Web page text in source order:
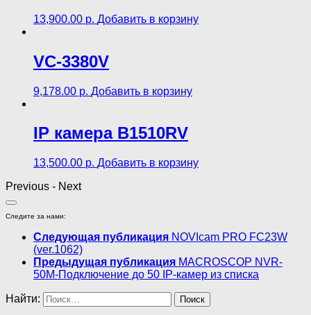
13,900.00 р. Добавить в корзину
VC-3380V
9,178.00 р. Добавить в корзину
IP камера B1510RV
13,500.00 р. Добавить в корзину
Previous - Next
Следите за нами:
Следующая публикация NOVIcam PRO FC23W
(ver.1062)
Предыдущая публикация MACROSCOP NVR-
50M-Подключение до 50 IP-камер из списка
Найти: